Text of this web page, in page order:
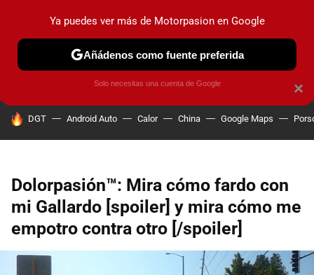
PRUEBAS COCHES ELÉCTRICOS OBSERVATORIO
HOY SE HABLA DE
DGT Android Auto Calor China Google Maps
Dolorpasión™: Mira cómo fardo con
mi Gallardo [spoiler] y mira cómo me
empotro contra otro [/spoiler]
×
Ya puedes ver más de Motorpasion en Google
Añádenos como fuente preferida
Solo necesitas una cuenta de Google